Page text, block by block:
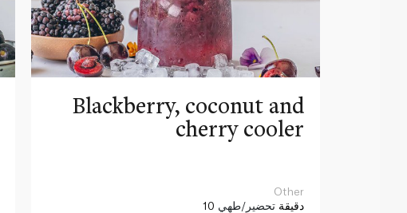
Blackberry, coconut and
cherry cooler
Other
10 دقيقة تحضير/طهي